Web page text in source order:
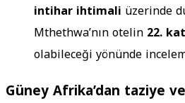
intihar ihtimali üzerinde
Mthethwa’nın otelin22.
olabileceği yönünde
Güney Afrika’dan taziye